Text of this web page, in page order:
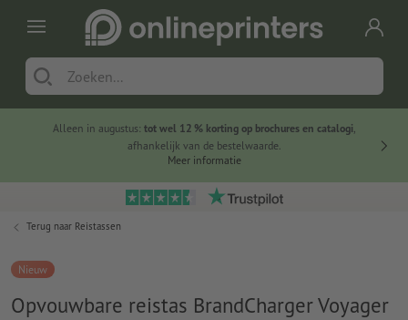
Alleen in augustus: tot wel 12 % korting op brochures en catalogi,
afhankelijk van de bestelwaarde.
Meer informatie
Terug naar Reistassen
Nieuw
Opvouwbare reistas BrandCharger Voyager